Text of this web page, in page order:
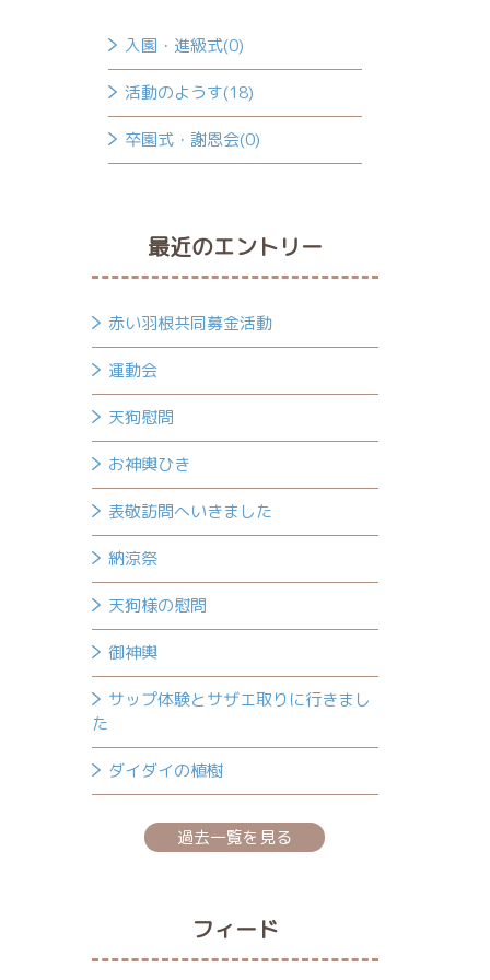
入園・進級式(0)
活動のようす(18)
卒園式・謝恩会(0)
最近のエントリー
赤い羽根共同募金活動
運動会
天狗慰問
お神輿ひき
表敬訪問へいきました
納涼祭
天狗様の慰問
御神輿
サップ体験とサザエ取りに行きまし
た
ダイダイの植樹
過去一覧を見る
フィード